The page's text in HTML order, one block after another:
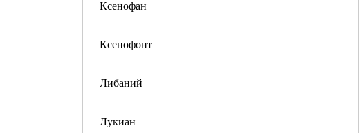
Ксенофан
Ксенофонт
Либаний
Лукиан